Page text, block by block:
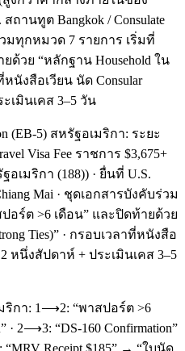
ถานทูต Bangkok / Consulate
มทุกหมวด 7 รายการ เริ่มที่
ด้วย “หลักฐาน Household ใน
หนังสือเวียน นัด Consular
เมินเคส 3–5 วัน
(EB-5) สหรัฐอเมริกา: ระยะ
Visa Fee ราชการ $3,675+
เมริกา (188)) · ยื่นที่ U.S.
Mai · ชุดเอกสารบังคับร่วม
อร์ต >6 เดือน” และปิดท้ายด้วย
Ties)” · กรอบเวลาที่หนังสือ
หนึ่งสัปดาห์ + ประเมินเคส 3–5
ริกา: 1⟶2: “พาสปอร์ต >6
· 2⟶3: “DS-160 Confirmation”
Receipt $185” → “ใบนัด